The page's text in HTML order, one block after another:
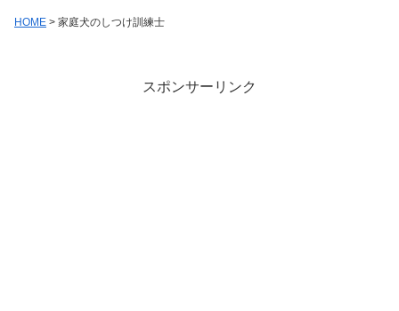
HOME > 家庭犬のしつけ訓練士
スポンサーリンク